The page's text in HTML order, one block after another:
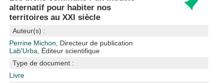
alternatif pour habiter nos
territoires au XXI siècle
Auteur(s) :
Perrine Michon , Directeur de publication
Lab'Urba , Éditeur scientifique
Type de document :
Livre